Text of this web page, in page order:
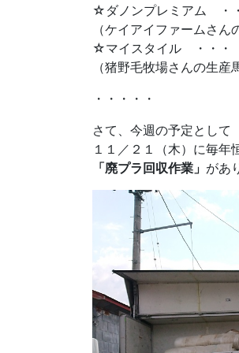
☆ダノンプレミアム ・
（ケイアイファームさん
☆マイスタイル ・・
（猪野毛牧場さんの生産
・・・・・
さて、今週の予定として
１１／２１（木）に毎年
「廃プラ回収作業」 があ